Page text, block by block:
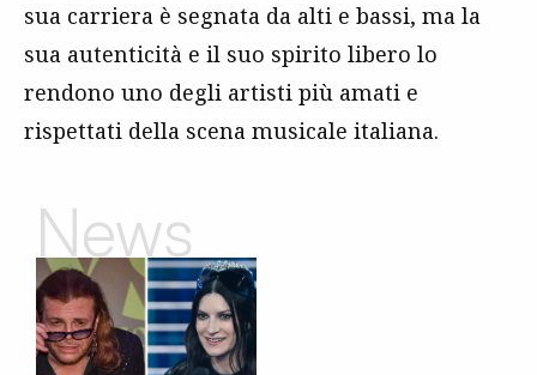
sua carriera è segnata da alti e bassi, ma la
sua autenticità e il suo spirito libero lo
rendono uno degli artisti più amati e
rispettati della scena musicale italiana.
News